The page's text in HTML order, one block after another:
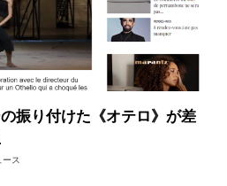
振り付けた《オテロ》が差
ース